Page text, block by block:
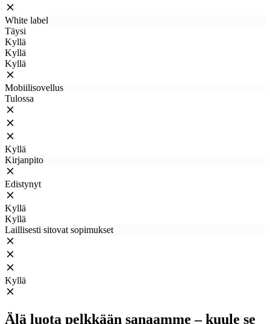
White label
Täysi
Kyllä
Kyllä
Kyllä
Mobiilisovellus
Tulossa
Kyllä
Kirjanpito
Edistynyt
Kyllä
Kyllä
Laillisesti sitovat sopimukset
Kyllä
Älä luota pelkkään sanaamme – kuule se